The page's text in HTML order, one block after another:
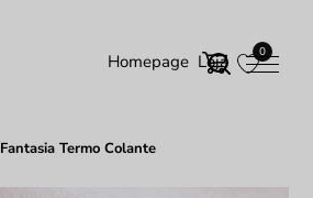
Homepage Loja 0
Termo Colante